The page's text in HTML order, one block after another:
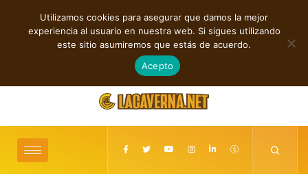
TENDENCIAS
Entre la Melodía y la Rebeldía
Sonidos que
agosto 9, 2026
Utilizamos cookies para asegurar que damos la mejor
experiencia al usuario en nuestra web. Si sigues utilizando
este sitio asumiremos que estás de acuerdo.
Acepto